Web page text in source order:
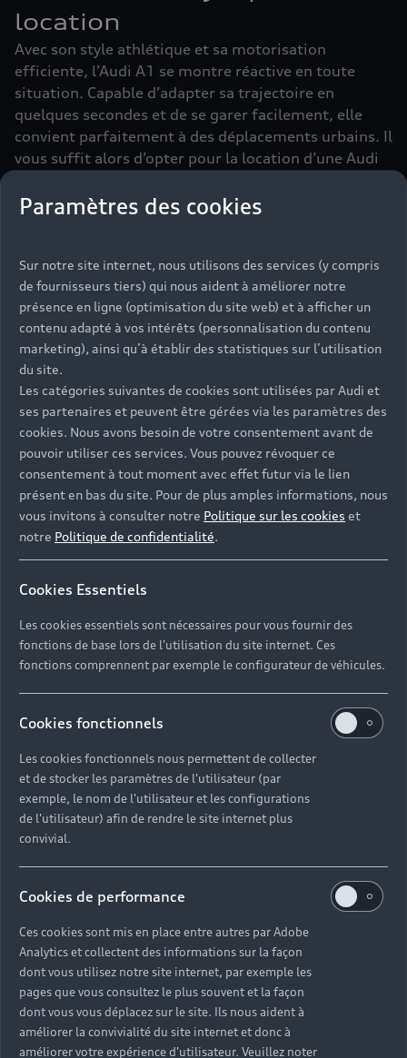
Paramètres des cookies
Sur notre site internet, nous utilisons des services (y compris
de fournisseurs tiers) qui nous aident à améliorer notre
présence en ligne (optimisation du site web) et à afficher un
contenu adapté à vos intérêts (personnalisation du contenu
marketing), ainsi qu’à établir des statistiques sur l’utilisation
du site.
Les catégories suivantes de cookies sont utilisées par Audi et
ses partenaires et peuvent être gérées via les paramètres des
cookies. Nous avons besoin de votre consentement avant de
pouvoir utiliser ces services. Vous pouvez révoquer ce
consentement à tout moment avec effet futur via le lien
présent en bas du site. Pour de plus amples informations, nous
vous invitons à consulter notre Politique sur les cookies et
notre Politique de confidentialité.
Cookies Essentiels
Les cookies essentiels sont nécessaires pour vous fournir des
fonctions de base lors de l'utilisation du site internet. Ces
fonctions comprennent par exemple le configurateur de véhicules.
Cookies fonctionnels
Les cookies fonctionnels nous permettent de collecter
et de stocker les paramètres de l'utilisateur (par
exemple, le nom de l'utilisateur et les configurations
de l'utilisateur) afin de rendre le site internet plus
convivial.
Cookies de performance
Ces cookies sont mis en place entre autres par Adobe
Analytics et collectent des informations sur la façon
dont vous utilisez notre site internet, par exemple les
pages que vous consultez le plus souvent et la façon
dont vous vous déplacez sur le site. Ils nous aident à
améliorer la convivialité du site internet et donc à
améliorer votre expérience d'utilisateur. Veuillez noter
location
Avec son style athlétique et sa motorisation
efficiente, l’Audi A1 se montre réactive en toute
situation. Capable d’adapter sa trajectoire en
quelques secondes et de se garer facilement, elle
convient parfaitement à des déplacements urbains. Il
vous suffit alors d’opter pour la location d’une Audi
routier est également dynamique. Ses différentes
conduite via quatre modes au choix. Vous profitez
ainsi des dernières innovations technologiques de la
marque. Louer une Audi A1 est le choix idéal pour
accompagner vos balades du weekend, vos séjours en
ville et vos déplacements professionnels.
Découvrir l’Audi A1 Sportback
Un choix idéal
qui a fait ses
preuves
Présentée pour la première fois en 2010, l’Audi
A1 s’est rapidement imposée comme une
référence dans la gamme des citadines. Avec ses
dimensions réduites, son efficiente motorisation
et ses lignes modernes, elle marque les esprits
dès son lancement. Modernisée au fil du temps,
elle est désormais déclinée sous deux versions,
l’Audi A1 Sportback et l’Audi A1 allstreet. La
première se dote d’une suspension sport et d’une
pédale ferme pour plus de sensations. La seconde
se distingue par son style de baroudeuse et une
position de conduite plus haute. Grâce à la
location d’une Audi A1, vous pourrez apprécier
ses qualités routières le temps d’un weekend,
d’une semaine ou d’une plus longue période.